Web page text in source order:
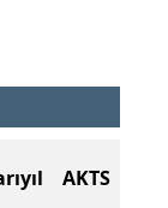
AKTS